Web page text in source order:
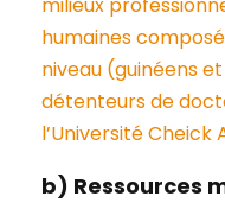
humaines
niveau (guinéens
détenteurs de
l’Université Cheick
b) Ressources